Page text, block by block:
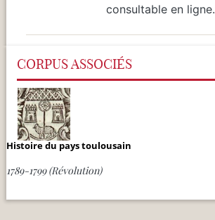
consultable en ligne.
CORPUS ASSOCIÉS
Histoire du pays toulousain
1789-1799 (Révolution)